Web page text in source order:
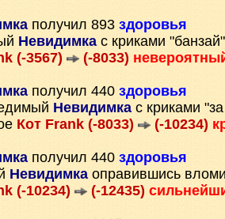
получил 893 здоровья
Невидимка с криками
(-3567) (-8033)
получил 440 здоровья
Невидимкас криками
Кот Frank (-8033) (-10234)
получил 440 здоровья
Невидимкаоправившись
(-10234) (-12435)